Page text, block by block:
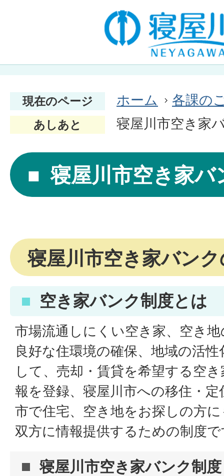
現在のページ ホーム 各課の
あしあと 寝屋川市空き家
寝屋川市空き家バ
寝屋川市空き家バン
空き家バンク制度とは
市場流通しにくい空き家、空き
良好な住環境の確保、地域の活
して、売却・賃貸を希望する空
報を登録、寝屋川市への移住・
市で住宅、空き地をお探しの方
双方に情報提供するための制度
寝屋川市空き家バンク制